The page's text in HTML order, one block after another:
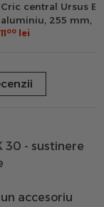
Cric central Ursus
aluminiu, 255 mm,
1100 lei
30 - sustinere
accesoriu